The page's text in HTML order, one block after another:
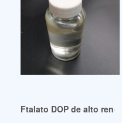
Ftalato DOP de alto